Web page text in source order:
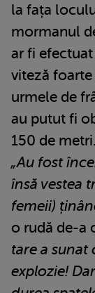
la fața
mormanul
ar fi
viteză
urmele de
au putut fi
150 de metri.
„Au fost
însă vestea
femeii)
o rudă de-a
tare a sunat
explozie!